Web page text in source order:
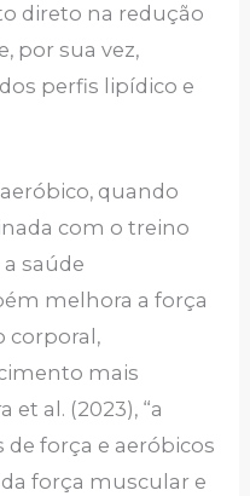
direto na redução
por sua vez,
perfis lipídico e
quando
com o treino
saúde
melhora a força
corporal,
mais
et al. (2023), “a
força e aeróbicos
força muscular e